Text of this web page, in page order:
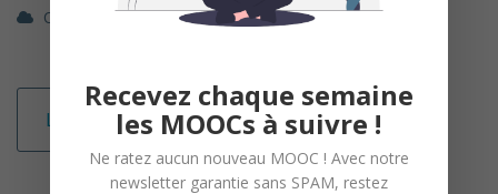
OpenClassrooms Management / RH
Lire la suite
Recevez chaque semaine
les MOOCs à suivre !
Ne ratez aucun nouveau MOOC ! Avec notre
newsletter garantie sans SPAM, restez